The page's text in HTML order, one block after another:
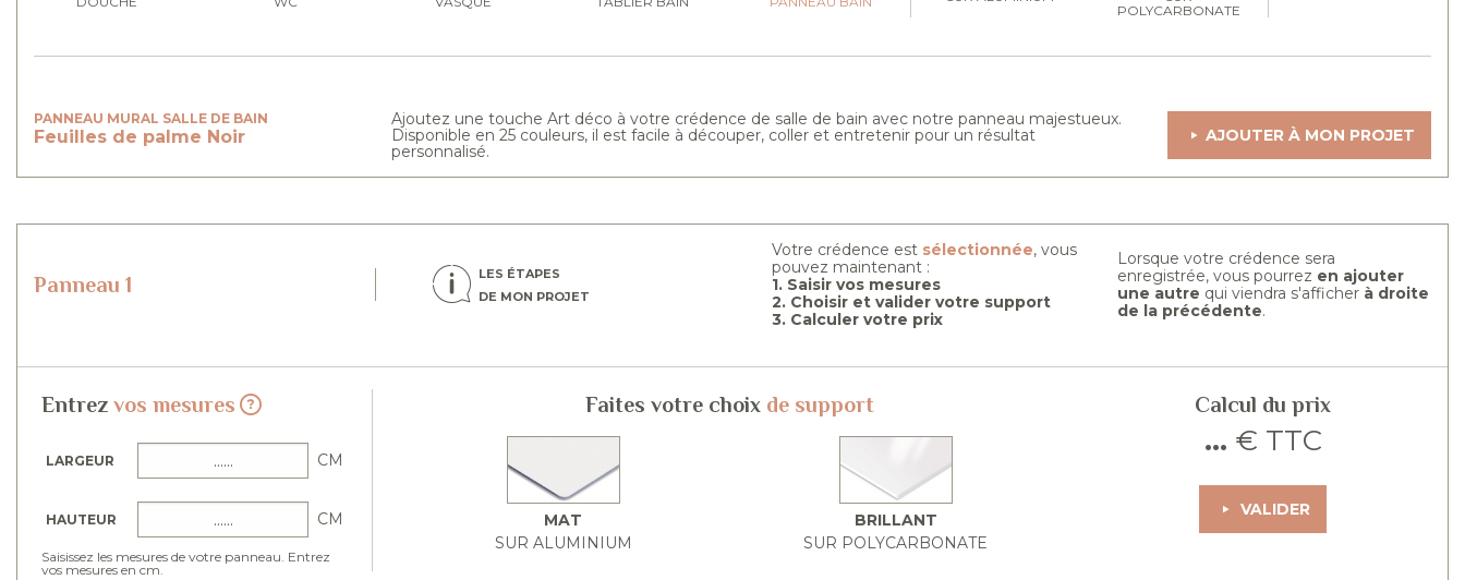
POLYCARBONATE
PANNEAU MURAL SALLE DE BAIN
Feuilles de palme Noir
Ajoutez une touche Art déco à votre crédence de salle de bain avec notre panneau majestueux.
Disponible en 25 couleurs, il est facile à découper, coller et entretenir pour un résultat
personnalisé.
AJOUTER À MON PROJET
Panneau 1
LES ÉTAPES
DE MON PROJET
Votre crédence est sélectionnée, vous
pouvez maintenant :
1. Saisir vos mesures
2. Choisir et valider votre support
3. Calculer votre prix
Lorsque votre crédence sera
enregistrée, vous pourrez en ajouter
une autre qui viendra s'afficher à droite
de la précédente.
Entrez vos mesures
LARGEUR CM
HAUTEUR CM
Saisissez les mesures de votre panneau. Entrez
vos mesures en cm.
Faites votre choix de support
MAT
SUR ALUMINIUM
BRILLANT
SUR POLYCARBONATE
Calcul du prix
... € TTC
VALIDER